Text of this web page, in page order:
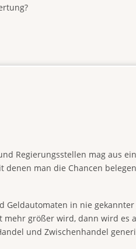
Regierungsstellen mag aus
man die Chancen
Geldautomaten in nie
größer wird, dann wird
und Zwischenhandel